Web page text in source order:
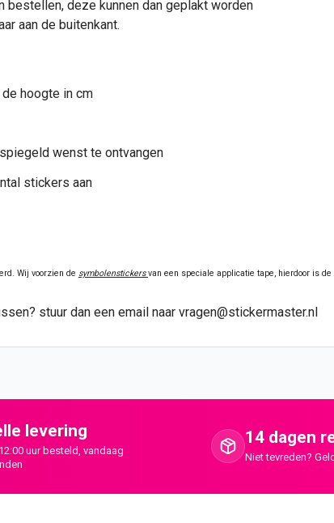
deze kunnen dan geplakt worden
aan de buitenkant.
hoogte in cm
wenst te ontvangen
stickers aan
Wij voorzien de symbolenstickers van een speciale applicatie tape, hierdoor is
stuur dan een email naar vragen@stickermaster.nl
levering
uur besteld, vandaag
14 dagen
Niet tevreden?